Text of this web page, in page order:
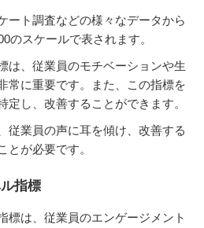
ート調査などの様々なデータから
のスケールで表されます。
は、従業員のモチベーションや生
常に重要です。また、この指標を
定し、改善することができます。
従業員の声に耳を傾け、改善する
とが必要です。
指標
標は、従業員のエンゲージメント